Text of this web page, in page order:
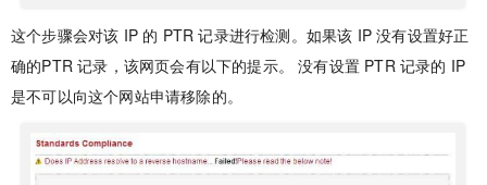
这个步骤会对该 IP 的 PTR 记录进行检测。如果该 IP 没有设置好正
确的PTR 记录，该网页会有以下的提示。 没有设置 PTR 记录的 IP
是不可以向这个网站申请移除的。